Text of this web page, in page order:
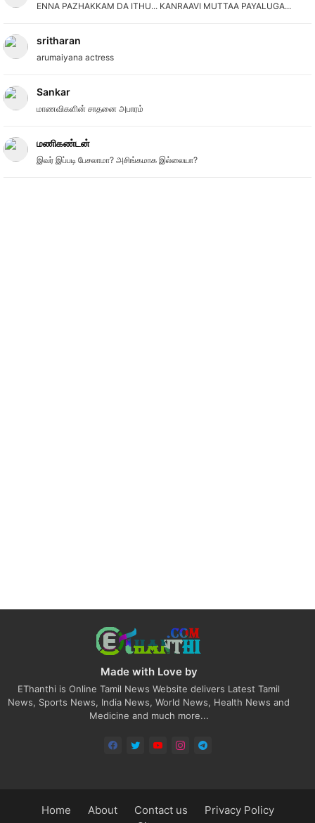
ENNA PAZHAKKAM DA ITHU... KANRAAVI MUTTAA PAYALUGA...
sritharan
arumaiyana actress
Sankar
மாணவிகளின் சாதனை அபாரம்
மணிகண்டன்
இவர் இப்படி பேசலாமா? அசிங்கமாக இல்லையா?
Made with Love by
EThanthi is Online Tamil News Website delivers Latest Tamil
News, Sports News, India News, World News, Health News and
Medicine and much more...
Home About Contact us
Privacy Policy